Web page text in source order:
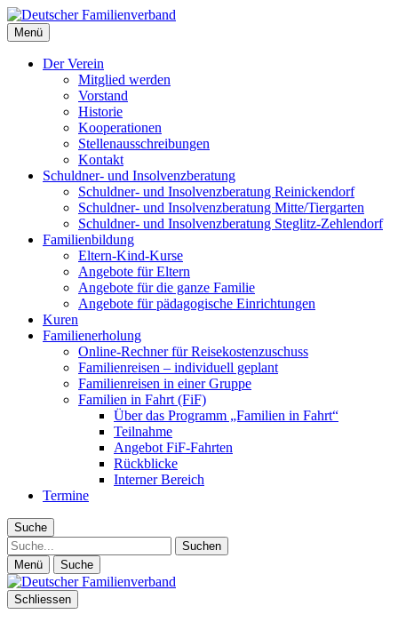
Deutscher Familienverband
Landesverband Berlin
Menü
Der Verein
Mitglied werden
Vorstand
Historie
Kooperationen
Stellenausschreibungen
Kontakt
Schuldner- und Insolvenzberatung
Schuldner- und Insolvenzberatung Reinickendorf
Schuldner- und Insolvenzberatung Mitte/Tiergarten
Schuldner- und Insolvenzberatung Steglitz-Zehlendorf
Familienbildung
Eltern-Kind-Kurse
Angebote für Eltern
Angebote für die ganze Familie
Angebote für pädagogische Einrichtungen
Kuren
Familienerholung
Online-Rechner für Reisekostenzuschuss
Familienreisen – individuell geplant
Familienreisen in einer Gruppe
Familien in Fahrt (FiF)
Über das Programm „Familien in Fahrt“
Teilnahme
Angebot FiF-Fahrten
Rückblicke
Interner Bereich
Termine
Suche
Suche
Menü Suche
Schliessen